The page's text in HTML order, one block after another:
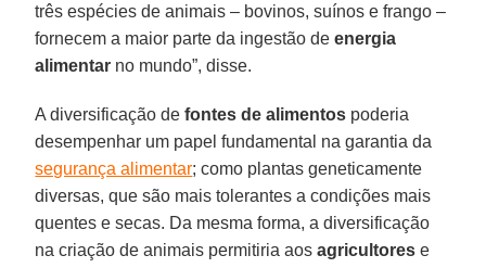
três espécies de animais – bovinos, suínos e frango –
fornecem a maior parte da ingestão deenergia
alimentar no mundo”, disse.
A diversificação defontes de alimentos poderia
desempenhar um papel fundamental na garantia da
segurança alimentar; como plantas geneticamente
diversas, que são mais tolerantes a condições mais
quentes e secas. Da mesma forma, a diversificação
na criação de animais permitiria aosagricultores e